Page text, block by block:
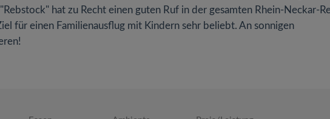
hat zu Recht einen guten Ruf in der gesamten Rhein-Neckar-
für einen Familienausflug mit Kindern sehr beliebt. An sonnigen